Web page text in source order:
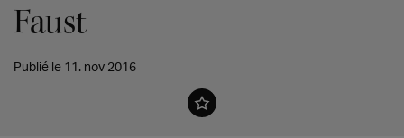
Faust
Publié le 11. nov 2016